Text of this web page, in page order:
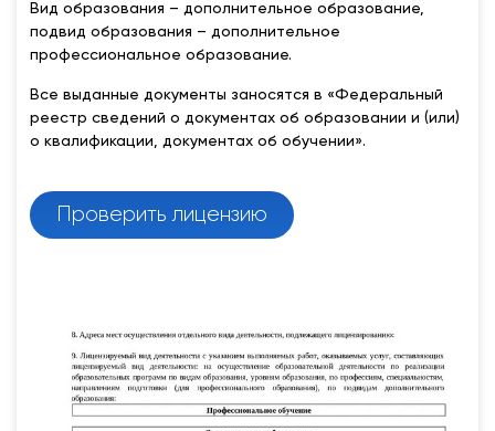
Вид образования – дополнительное образование,
подвид образования – дополнительное
профессиональное образование.
Все выданные документы заносятся в «Федеральный
реестр сведений о документах об образовании и (или)
о квалификации, документах об обучении».
Проверить лицензию